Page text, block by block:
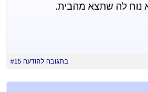
נוח לה שתצא מהבית.
בתגובה להודעה #15